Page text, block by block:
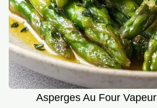
Asperges Au Four